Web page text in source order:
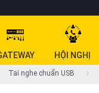
HỘI NGHỊ
Tai nghe chuẩn USB